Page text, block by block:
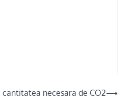
cantitatea necesara de CO2⟶